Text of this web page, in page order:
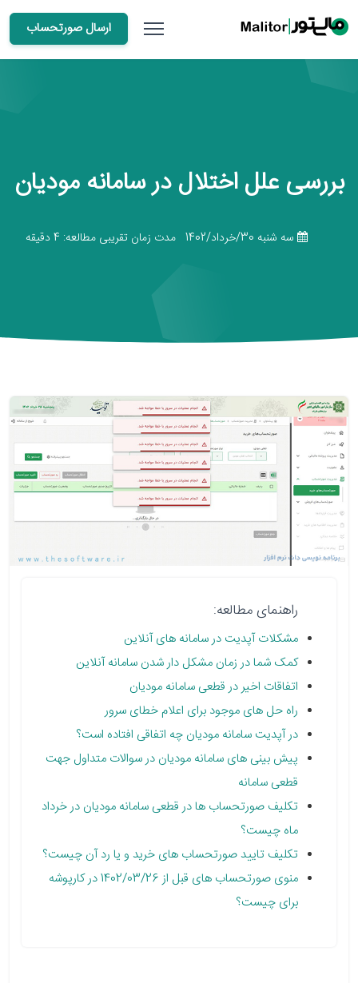
ارسال صورتحساب
بررسی علل اختلال در سامانه مودیان
سه شنبه 30/خرداد/1402 مدت زمان تقریبی مطالعه: 4 دقیقه
راهنمای مطالعه:
مشکلات آپدیت در سامانه های آنلاین
کمک شما در زمان مشکل دار شدن سامانه آنلاین
اتفاقات اخیر در قطعی سامانه مودیان
راه حل های موجود برای اعلام خطای سرور
در آپدیت سامانه مودیان چه اتفاقی افتاده است؟
پیش بینی های سامانه مودیان در سوالات متداول جهت
قطعی سامانه
تکلیف صورتحساب ها در قطعی سامانه مودیان در خرداد
ماه چیست؟
تکلیف تایید صورتحساب های خرید و یا رد آن چیست؟
منوی صورتحساب های قبل از 1402/03/26 در کارپوشه
برای چیست؟